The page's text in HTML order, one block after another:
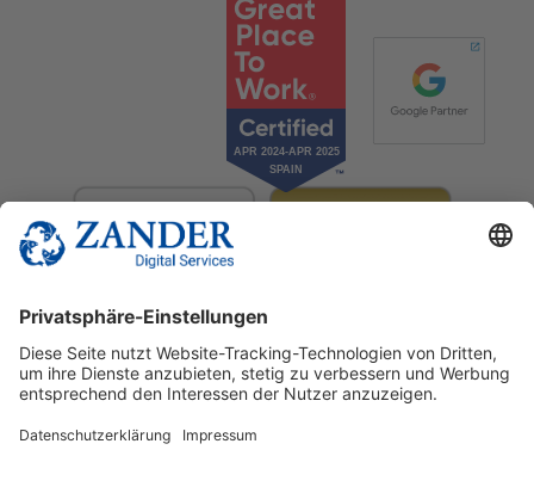
© 2025 Zander Digital Services Deutschland GmbH